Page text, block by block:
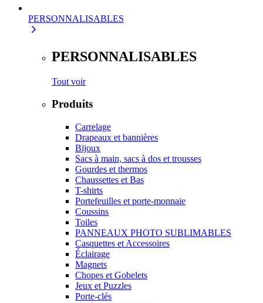
PERSONNALISABLES
PERSONNALISABLES
Tout voir
Produits
Carrelage
Drapeaux et bannières
Bijoux
Sacs à main, sacs à dos et trousses
Gourdes et thermos
Chaussettes et Bas
T-shirts
Portefeuilles et porte-monnaie
Coussins
Toiles
PANNEAUX PHOTO SUBLIMABLES
Casquettes et Accessoires
Éclairage
Magnets
Chopes et Gobelets
Jeux et Puzzles
Porte-clés